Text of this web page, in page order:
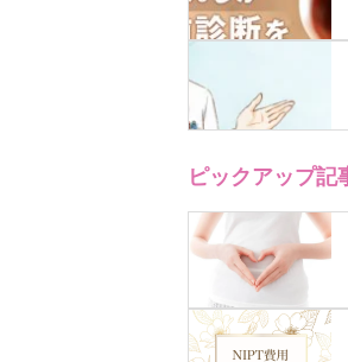
ピックアップ記